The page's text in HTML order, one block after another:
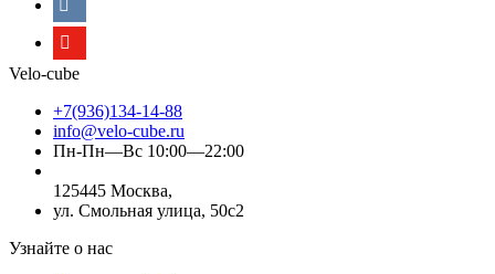
Velo-cube
+7(936)134-14-88
info@velo-cube.ru
Пн-Пн—Вс 10:00—22:00
125445 Москва,
ул. Смольная улица, 50с2
Узнайте о нас